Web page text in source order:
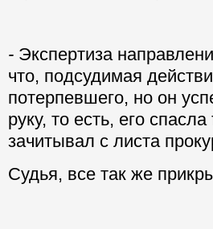
- Экспертиза
что, подсудимая
потерпевшего, но он
руку, то есть, его
зачитывал с листа
Судья, все так же